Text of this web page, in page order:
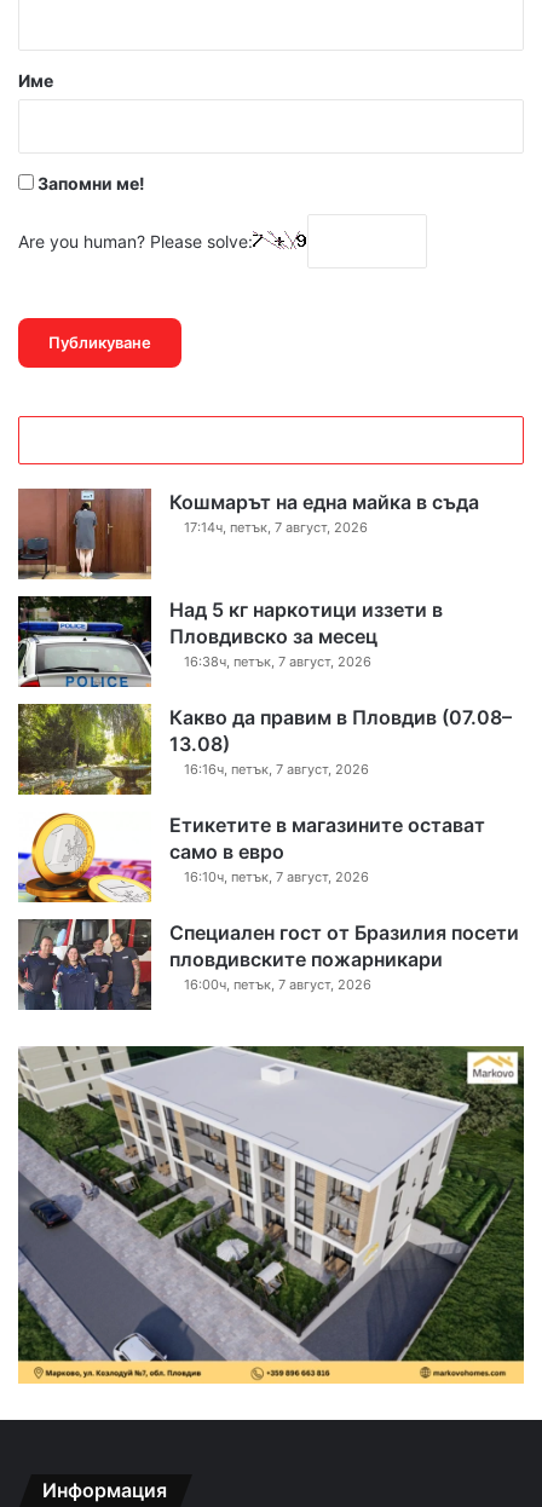
р
Име
Запомни ме!
Are you human? Please solve:
Кошмарът на една майка в съда
17:14ч, петък, 7 август, 2026
Над 5 кг наркотици иззети в
Пловдивско за месец
16:38ч, петък, 7 август, 2026
Какво да правим в Пловдив (07.08–
13.08)
16:16ч, петък, 7 август, 2026
Етикетите в магазините остават
само в евро
16:10ч, петък, 7 август, 2026
Специален гост от Бразилия посети
пловдивските пожарникари
16:00ч, петък, 7 август, 2026
Информация